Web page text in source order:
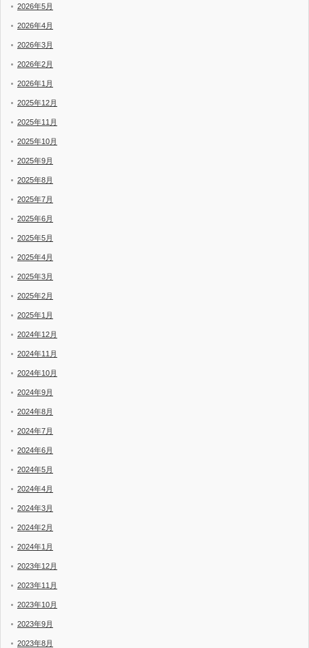
2026年5月
2026年4月
2026年3月
2026年2月
2026年1月
2025年12月
2025年11月
2025年10月
2025年9月
2025年8月
2025年7月
2025年6月
2025年5月
2025年4月
2025年3月
2025年2月
2025年1月
2024年12月
2024年11月
2024年10月
2024年9月
2024年8月
2024年7月
2024年6月
2024年5月
2024年4月
2024年3月
2024年2月
2024年1月
2023年12月
2023年11月
2023年10月
2023年9月
2023年8月